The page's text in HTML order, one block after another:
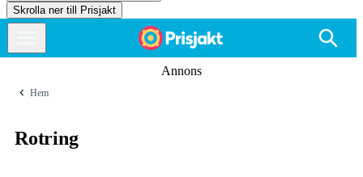
Skrolla ner till Prisjakt
Annons
Hem
Rotring